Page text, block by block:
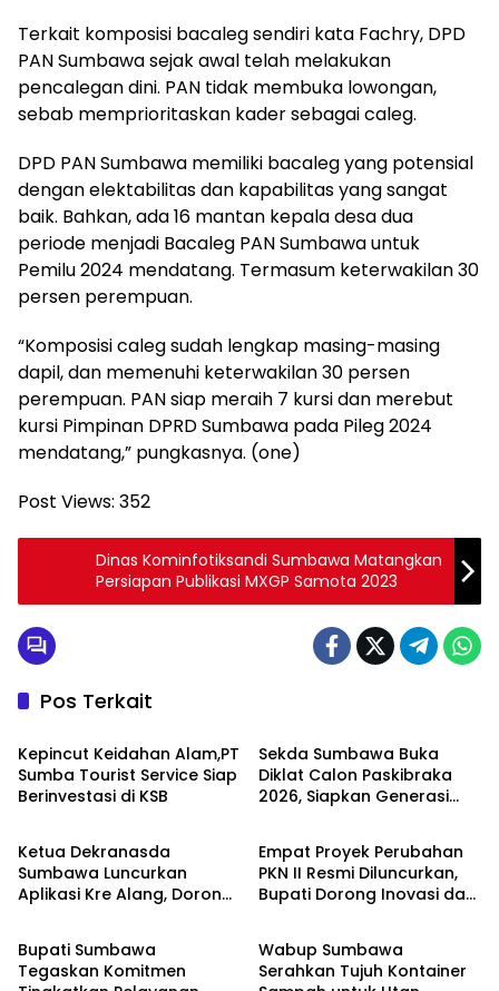
Terkait komposisi bacaleg sendiri kata Fachry, DPD
PAN Sumbawa sejak awal telah melakukan
pencalegan dini. PAN tidak membuka lowongan,
sebab memprioritaskan kader sebagai caleg.
DPD PAN Sumbawa memiliki bacaleg yang potensial
dengan elektabilitas dan kapabilitas yang sangat
baik. Bahkan, ada 16 mantan kepala desa dua
periode menjadi Bacaleg PAN Sumbawa untuk
Pemilu 2024 mendatang. Termasum keterwakilan 30
persen perempuan.
“Komposisi caleg sudah lengkap masing-masing
dapil, dan memenuhi keterwakilan 30 persen
perempuan. PAN siap meraih 7 kursi dan merebut
kursi Pimpinan DPRD Sumbawa pada Pileg 2024
mendatang,” pungkasnya. (one)
Post Views: 352
Dinas Kominfotiksandi Sumbawa Matangkan
Persiapan Publikasi MXGP Samota 2023
Pos Terkait
KSB
Kepincut Keidahan Alam,PT
Sumba Tourist Service Siap
Berinvestasi di KSB
Sekda Sumbawa Buka
Diklat Calon Paskibraka
2026, Siapkan Generasi
Politik pemerintahan
Ketua Dekranasda
Sumbawa Luncurkan
Aplikasi Kre Alang, Dorong
Digitalisasi
Politik pemerintahan
Empat Proyek Perubahan
PKN II Resmi Diluncurkan,
Bupati Dorong Inovasi dan
Politik pemerintahan
Bupati Sumbawa
Tegaskan Komitmen
Politik pemerintahan
Wabup Sumbawa
Serahkan Tujuh Kontainer